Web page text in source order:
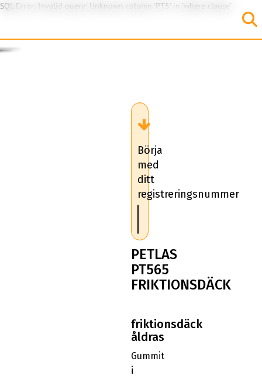
SQL Error: Invalid query: Unknown column 'PT5' in 'where clause'
Börja
med
ditt
registreringsnummer
PETLAS
PT565
FRIKTIONSDÄCK
friktionsdäck
åldras
Gummit
i